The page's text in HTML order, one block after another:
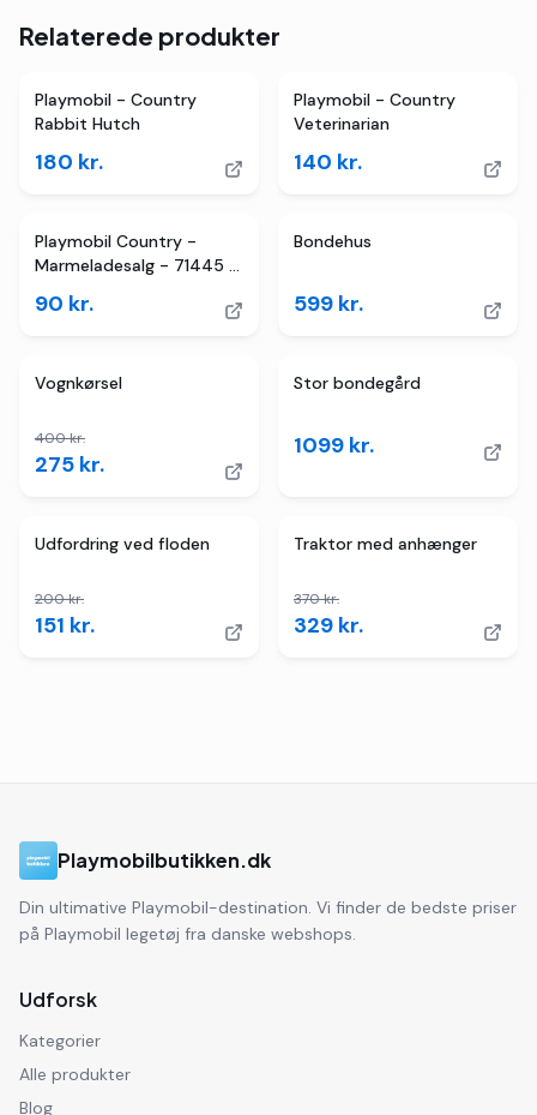
Relaterede produkter
Playmobil - Country
Rabbit Hutch
180 kr.
Playmobil - Country
Veterinarian
140 kr.
Playmobil Country -
Marmeladesalg - 71445 -
90 kr.
Bondehus
599 kr.
3butikker
Vognkørsel
400kr.
275 kr.
Stor bondegård
1099 kr.
TILBUD
Udfordring ved floden
200kr.
151 kr.
TILBUD
2butikker
Traktor med anhænger
370kr.
329 kr.
Playmobilbutikken.dk
Din ultimative Playmobil-destination. Vi finder de bedste priser
på Playmobil legetøj fra danske webshops.
Udforsk
Kategorier
Alle produkter
Blog